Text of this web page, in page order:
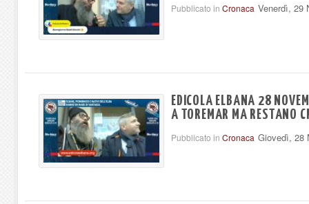
Pubblicato in Cronaca Venerdì, 29
EDICOLA ELBANA 28
A TOREMAR MA RESTANO
Pubblicato in Cronaca Giovedì, 28